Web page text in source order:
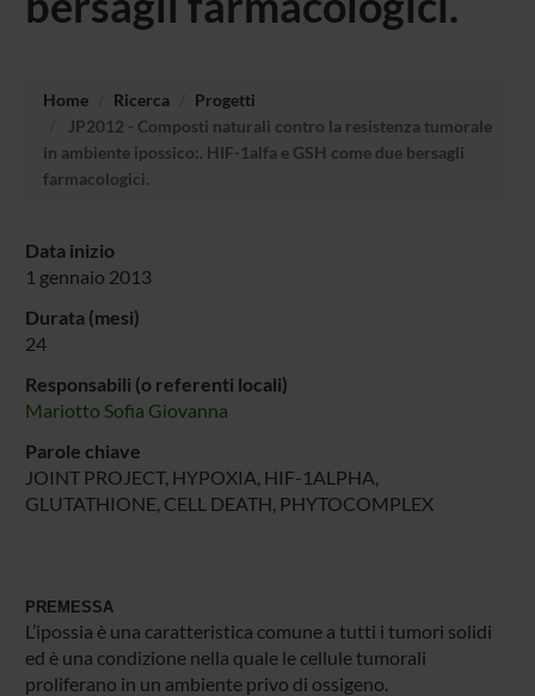
Home Ricerca
Progetti
JP2012 - Composti naturali contro la resistenza tumorale
in ambiente ipossico:. HIF-1alfa e GSH come due bersagli
farmacologici.
Data inizio
1 gennaio 2013
Durata (mesi)
24
Responsabili (o referenti locali)
Mariotto Sofia Giovanna
Parole chiave
JOINT PROJECT, HYPOXIA, HIF-1ALPHA,
GLUTATHIONE, CELL DEATH, PHYTOCOMPLEX
PREMESSA
L’ipossia è una caratteristica comune a tutti i tumori solidi
ed è una condizione nella quale le cellule tumorali
proliferano in un ambiente privo di ossigeno.